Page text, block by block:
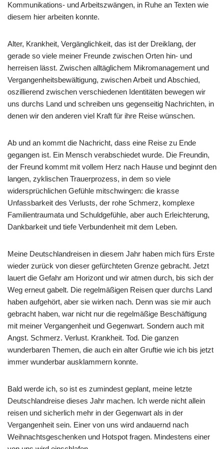
Kommunikations- und Arbeitszwängen, in Ruhe an Texten wie
diesem hier arbeiten konnte.
Alter, Krankheit, Vergänglichkeit, das ist der Dreiklang, der
gerade so viele meiner Freunde zwischen Orten hin- und
herreisen lässt. Zwischen alltäglichem Mikromanagement und
Vergangenheitsbewältigung, zwischen Arbeit und Abschied,
oszillierend zwischen verschiedenen Identitäten bewegen wir
uns durchs Land und schreiben uns gegenseitig Nachrichten, in
denen wir den anderen viel Kraft für ihre Reise wünschen.
Ab und an kommt die Nachricht, dass eine Reise zu Ende
gegangen ist. Ein Mensch verabschiedet wurde. Die Freundin,
der Freund kommt mit vollem Herz nach Hause und beginnt den
langen, zyklischen Trauerprozess, in dem so viele
widersprüchlichen Gefühle mitschwingen: die krasse
Unfassbarkeit des Verlusts, der rohe Schmerz, komplexe
Familientraumata und Schuldgefühle, aber auch Erleichterung,
Dankbarkeit und tiefe Verbundenheit mit dem Leben.
Meine Deutschlandreisen in diesem Jahr haben mich fürs Erste
wieder zurück von dieser gefürchteten Grenze gebracht. Jetzt
lauert die Gefahr am Horizont und wir atmen durch, bis sich der
Weg erneut gabelt. Die regelmäßigen Reisen quer durchs Land
haben aufgehört, aber sie wirken nach. Denn was sie mir auch
gebracht haben, war nicht nur die regelmäßige Beschäftigung
mit meiner Vergangenheit und Gegenwart. Sondern auch mit
Angst. Schmerz. Verlust. Krankheit. Tod. Die ganzen
wunderbaren Themen, die auch ein alter Gruftie wie ich bis jetzt
immer wunderbar ausklammern konnte.
Bald werde ich, so ist es zumindest geplant, meine letzte
Deutschlandreise dieses Jahr machen. Ich werde nicht allein
reisen und sicherlich mehr in der Gegenwart als in der
Vergangenheit sein. Einer von uns wird andauernd nach
Weihnachtsgeschenken und Hotspot fragen. Mindestens einer